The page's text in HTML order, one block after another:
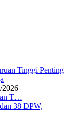
2026
T…